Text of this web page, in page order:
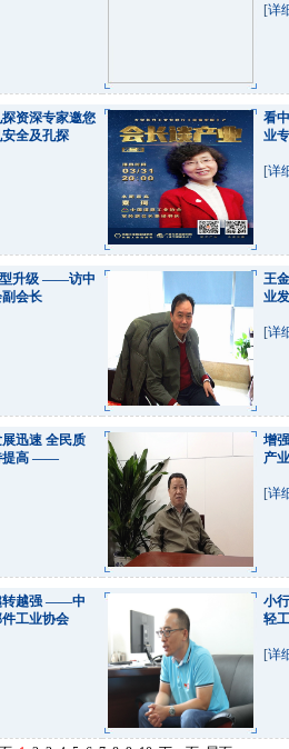
[详
探资深专家邀您
全及孔探
看
业
[详
型升级 ——访中
会长
王
业
[详
迅速 全民质
提高 ——
增
产
[详
转越强 ——中
工业协会
小
轻
[详